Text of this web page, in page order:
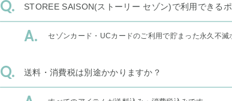
STOREE SAISON(ストーリー セゾン)で利用できる
セゾンカード・UCカードのご利用で貯まった永久不
送料・消費税は別途かかりますか？